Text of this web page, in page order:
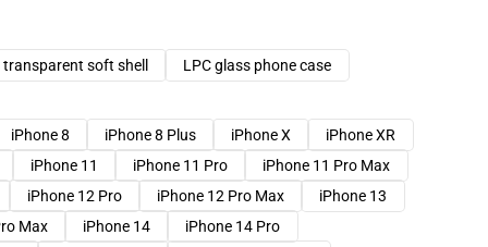
transparent soft shell
LPC glass phone case
iPhone 8 iPhone 8 Plus iPhone X
iPhone XR
iPhone 11 iPhone 11 Pro
iPhone 11 Pro Max
iPhone 12 Pro iPhone 12 Pro Max
iPhone 13
Max iPhone 14
iPhone 14 Pro